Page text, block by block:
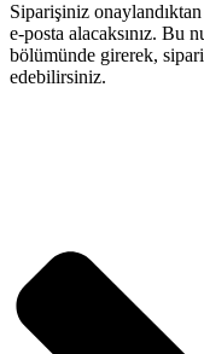
Siparişiniz
e-posta alacaksınız. Bu
bölümünde girerek,
edebilirsiniz.